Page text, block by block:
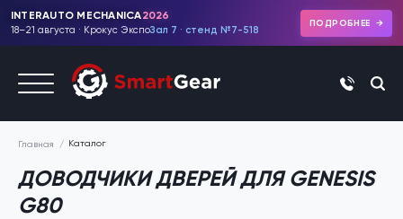
INTERAUTO MECHANICA2026
18–21 августа · Крокус ЭкспоЗал 7 · стенд №7-518
ПОДРОБНЕЕ
+7 (495)
Главная Каталог
ДОВОДЧИКИ ДВЕРЕЙ ДЛЯ GENESIS
G80